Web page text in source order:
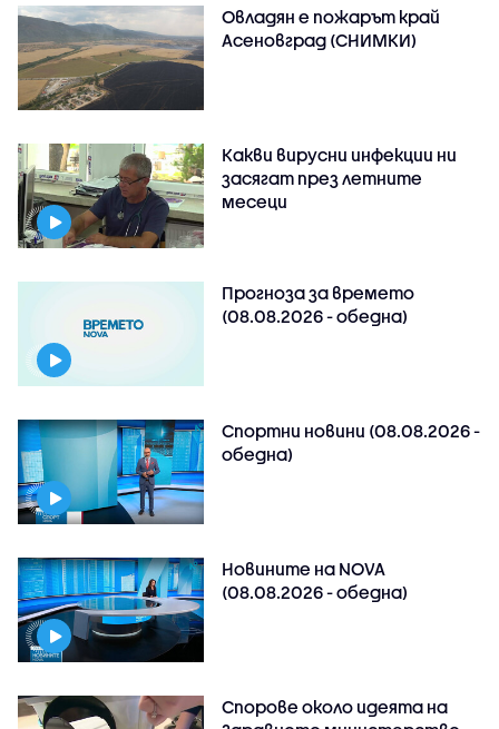
Овладян е пожарът край
Асеновград (СНИМКИ)
Какви вирусни инфекции ни
засягат през летните
месеци
Прогноза за времето
(08.08.2026 - обедна)
Спортни новини (08.08.2026 -
обедна)
Новините на NOVA
(08.08.2026 - обедна)
Спорове около идеята на